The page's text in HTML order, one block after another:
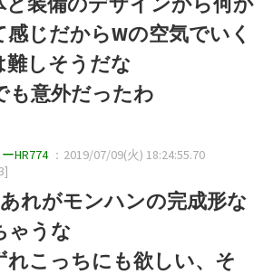
じだからWの空気でいく
難しそうだな
も意外だったわ
HR774 ：2019/07/09(火) 18:24:55.70
れがモンハンの完成形な
ゃうな
れこっちにも欲しい、そ